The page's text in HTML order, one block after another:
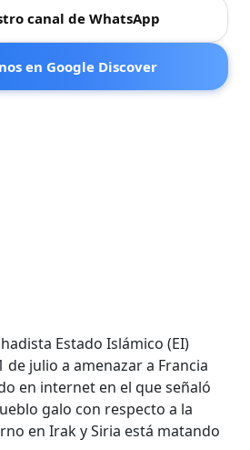
canal de WhatsApp
en Google Discover
Estado Islámico (EI)
de julio a amenazar a Francia
en internet en el que señaló
galo con respecto a la
en Irak y Siria está matando